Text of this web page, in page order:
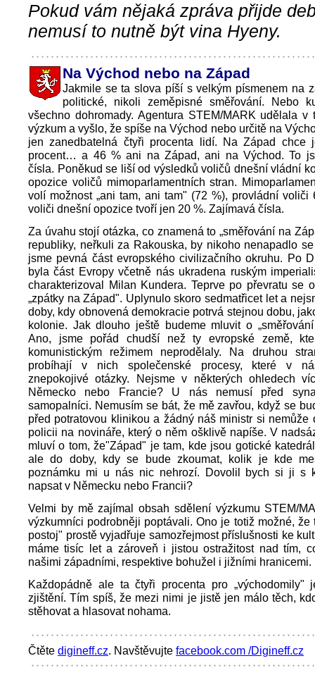
Pokud vám nějaká zpráva přijde
nemusí to nutně být vina Hyeny.
Na Východ nebo na Západ
Jakmile se ta slova píší s velkým písmenem na
politické, nikoli zeměpisné směřování. Nebo
všechno dohromady. Agentura STEM/MARK udělala v
výzkum a vyšlo, že spíše na Východ nebo určitě na
jen zanedbatelná čtyři procenta lidí. Na Západ chce
procent… a 46 % ani na Západ, ani na Východ. To
čísla. Poněkud se liší od výsledků voličů dnešní vládní
opozice voličů mimoparlamentních stran.
volí možnost „ani tam, ani tam" (72 %), provládní voliči
voliči dnešní opozice tvoří jen 20 %. Zajímavá čísla.
Za úvahu stojí otázka, co znamená to „směřování na
republiky, neřkuli za Rakouska, by nikoho nenapadlo
jsme pevná část evropského civilizačního okruhu. Po
byla část Evropy včetně nás ukradena ruským
charakterizoval Milan Kundera. Teprve po převratu se
„zpátky na Západ". Uplynulo skoro sedmatřicet let a
doby, kdy obnovená demokracie potrvá stejnou dobu,
kolonie. Jak dlouho ještě budeme mluvit o
Ano, jsme pořád chudší než ty evropské země,
komunistickým režimem neprodělaly. Na druhou
probíhají v nich společenské procesy, které v
znepokojivé otázky. Nejsme v některých ohledech
Německo nebo Francie? U nás nemusí před
samopalníci. Nemusím se bát, že mě zavřou, když se
před potratovou klinikou a žádný náš ministr si nemůže
policii na novináře, který o něm ošklivě napíše. V
mluví o tom, že"Západ" je tam, kde jsou gotické
ale do doby, kdy se bude zkoumat, kolik je kde
poznámku mi u nás nic nehrozí. Dovolil bych si ji s
napsat v Německu nebo Francii?
Velmi by mě zajímal obsah sdělení výzkumu STEM/
výzkumníci podrobněji poptávali. Ono je totiž možné, že
postoj" prostě vyjadřuje samozřejmost příslušnosti ke
máme tisíc let a zároveň i jistou ostražitost nad tím,
našimi západními, respektive bohužel i jižními hranicemi.
Každopádně ale ta čtyři procenta pro „východomily"
zjištění. Tím spíš, že mezi nimi je jistě jen málo těch,
stěhovat a hlasovat nohama.
Čtěte digineff.cz. Navštěvujte facebook.com /Digineff.cz